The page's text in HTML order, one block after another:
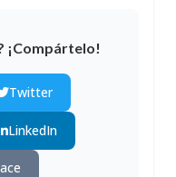
¡Compártelo!
Twitter
LinkedIn